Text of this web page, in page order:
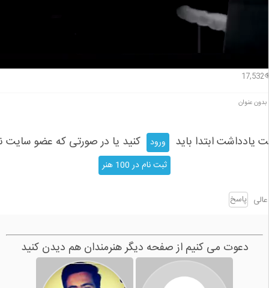
17,532
بدون عنوان
یادداشت ابتدا باید ورود کنید یا در صورتی که عضو سایت
ثبت نام در 100 هنر
عالی پاسخ
دعوت می کنیم از صفحه دیگر هنرمندان هم دیدن کنید